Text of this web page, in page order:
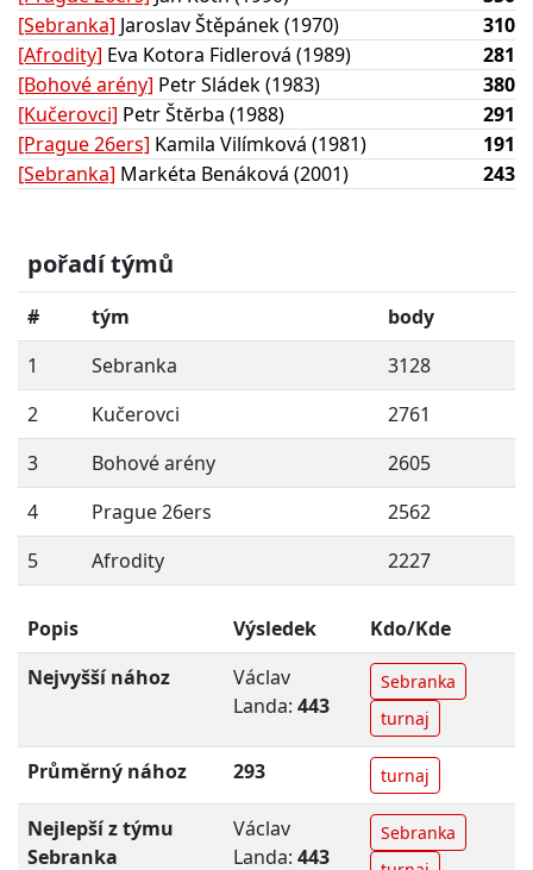
[Sebranka] Jaroslav Štěpánek (1970)
310
[Afrodity] Eva Kotora Fidlerová (1989)
281
[Bohové arény] Petr Sládek (1983)
380
[Kučerovci] Petr Štĕrba (1988)
291
[Prague 26ers] Kamila Vilímková (1981)
191
[Sebranka] Markéta Benáková (2001) 243
pořadí týmů
# tým
body
1
Sebranka
3128
2
Kučerovci
2761
3
Bohové arény
2605
4
Prague 26ers
2562
5
Afrodity 2227
Popis Výsledek
Kdo/Kde
Nejvyšší nához
Václav
Landa: 443
Sebranka
turnaj
Průměrný nához 293 turnaj
Nejlepší z týmu
Sebranka
Václav
Landa: 443
Sebranka